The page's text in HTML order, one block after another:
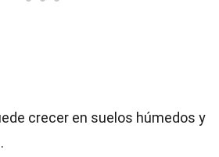
crecer en suelos húmedos y